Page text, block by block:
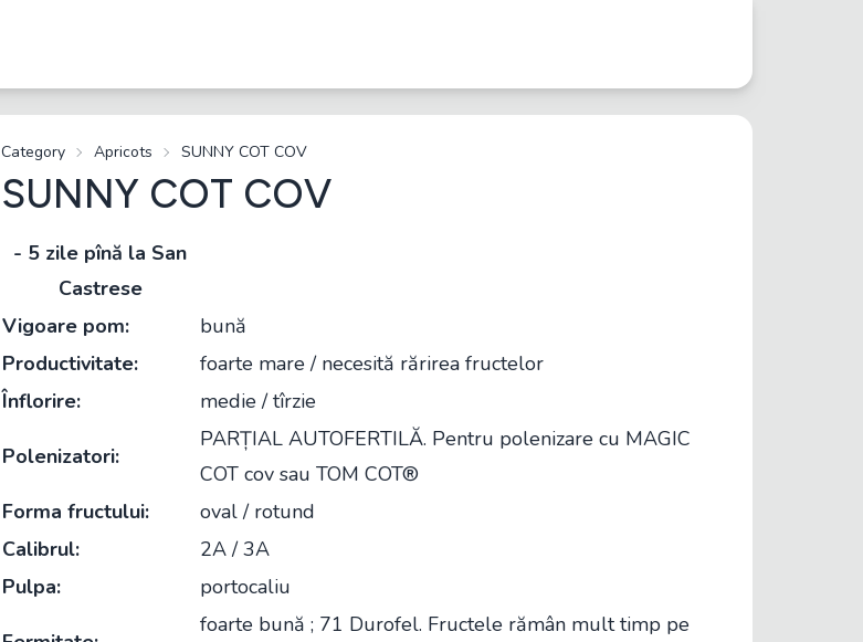
Category Apricots SUNNY COT COV
SUNNY COT COV
- 5 zile pînă la San
Castrese
Vigoare pom:
bună
Productivitate:
foarte mare / necesită rărirea fructelor
Înflorire:
medie / tîrzie
Polenizatori:
PARȚIAL AUTOFERTILĂ. Pentru polenizare cu MAGIC
COT cov sau TOM COT®
Forma fructului:
oval / rotund
Calibrul:
2A / 3A
Pulpa:
portocaliu
foarte bună ; 71 Durofel. Fructele rămân mult timp pe